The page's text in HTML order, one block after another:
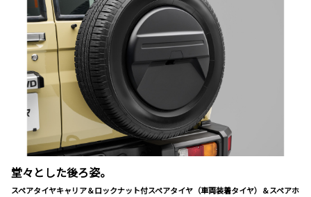
堂々とした後ろ姿。
スペアタイヤキャリア＆ロックナット付スペアタイヤ（車両装着タイヤ）＆スペアホ